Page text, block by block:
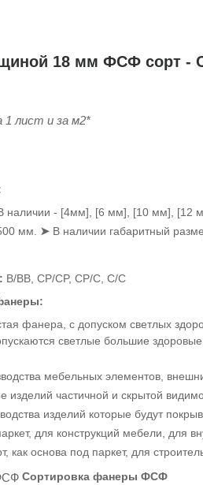
18 мм ФСФ сорт -
1 лист и за м2*
наличии - [4мм] [6 мм] [10 мм] [12
мм ➤ В наличии габаритный
B/BB, CP/CP, CP/C, C/C
фанера, с допуском светлых
светлые большие
мебельных элементов,
изделий частичной и скрытой
изделий которые будут
для конструкций мебели, для
как основа под паркет, для
Сортировка фанеры ФСФ